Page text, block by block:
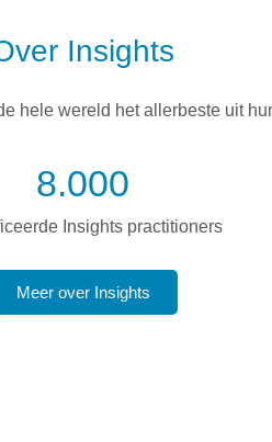
Insights
hele wereld het allerbeste uit
8.000
Insights practitioners
Meer over Insights